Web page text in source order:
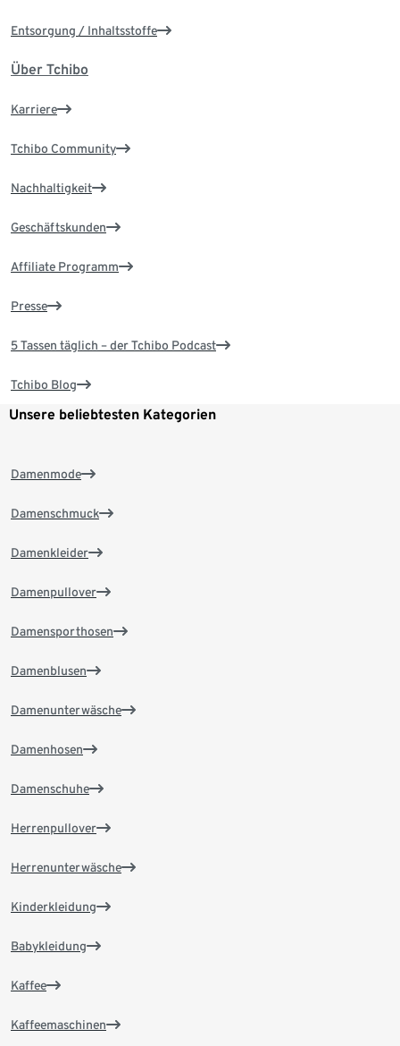
Entsorgung / Inhaltsstoffe
Über Tchibo
Karriere
Tchibo Community
Nachhaltigkeit
Geschäftskunden
Affiliate Programm
Presse
5 Tassen täglich – der Tchibo Podcast
Tchibo Blog
Unsere beliebtesten Kategorien
Damenmode
Damenschmuck
Damenkleider
Damenpullover
Damensporthosen
Damenblusen
Damenunterwäsche
Damenhosen
Damenschuhe
Herrenpullover
Herrenunterwäsche
Kinderkleidung
Babykleidung
Kaffee
Kaffeemaschinen